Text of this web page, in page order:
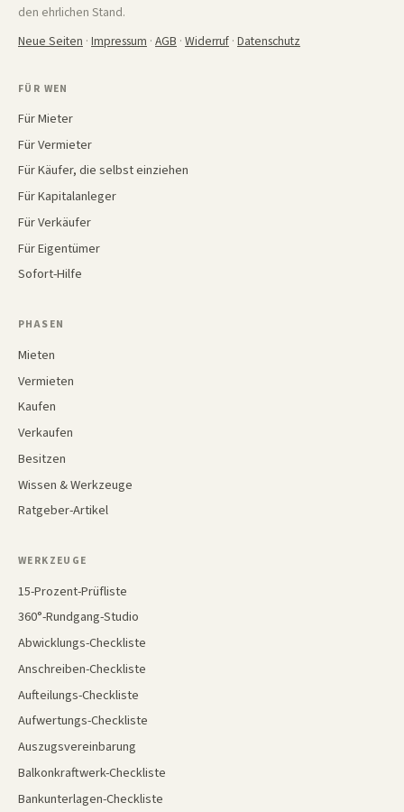
den ehrlichen Stand.
Neue Seiten · Impressum · AGB · Widerruf · Datenschutz
FÜR WEN
Für Mieter
Für Vermieter
Für Käufer, die selbst einziehen
Für Kapitalanleger
Für Verkäufer
Für Eigentümer
Sofort-Hilfe
PHASEN
Mieten
Vermieten
Kaufen
Verkaufen
Besitzen
Wissen & Werkzeuge
Ratgeber-Artikel
WERKZEUGE
15-Prozent-Prüfliste
360°-Rundgang-Studio
Abwicklungs-Checkliste
Anschreiben-Checkliste
Aufteilungs-Checkliste
Aufwertungs-Checkliste
Auszugsvereinbarung
Balkonkraftwerk-Checkliste
Bankunterlagen-Checkliste